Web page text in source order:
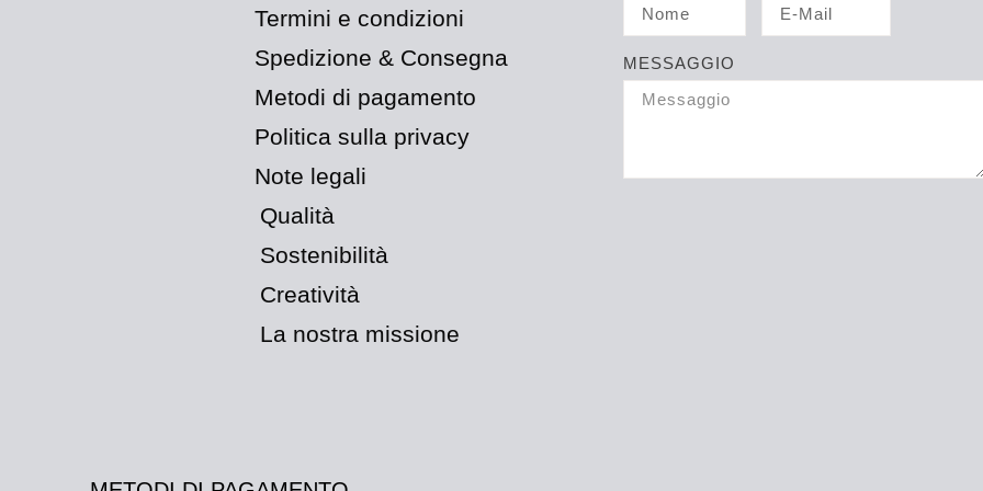
Termini e condizioni
Spedizione & Consegna
Metodi di pagamento
Politica sulla privacy
Note legali
Qualità
Sostenibilità
Creatività
La nostra missione
MESSAGGIO